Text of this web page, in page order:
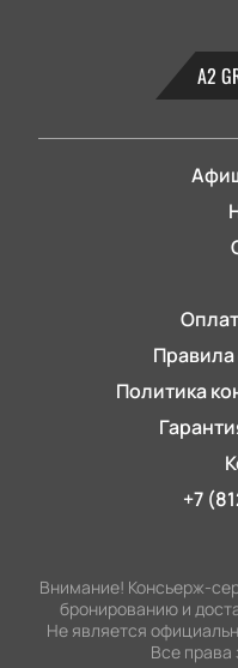
А2
Правила
Политика
+7
Внимание! Консьерж-
бронированию и
Не является
Все